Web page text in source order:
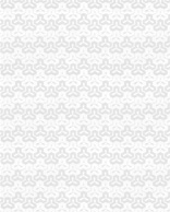
【空港新城悠悠时尚宾
成都空港新城办公用
关于空港新城2018年办
空港新城刘翠车行
西咸新区空港新城造“
【西安咸天陨石酒店】
【58同城】重庆渝北空
关于空港新城2018年办
西咸新区空港新城底张